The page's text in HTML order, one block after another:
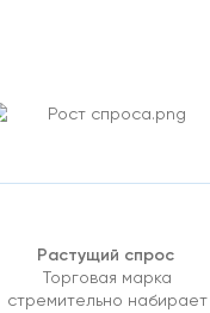
Растущий спрос
Торговая марка
стремительно набирает